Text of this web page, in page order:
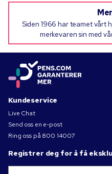
Siden 1966 har teamet vårt
merkevaren sin med
Kundeservice
Live Chat
Send oss en e-post
Ring oss på 800 14007
Registrer deg for å få